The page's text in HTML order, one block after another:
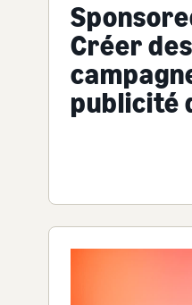
Créer des
publicité